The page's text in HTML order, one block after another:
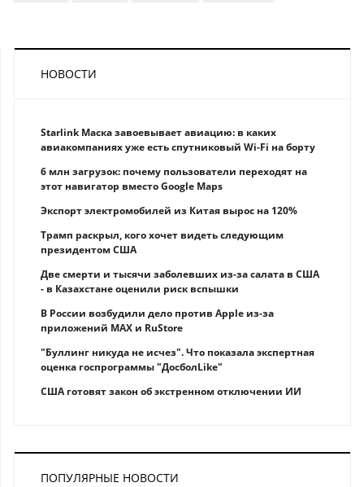
НОВОСТИ
Starlink Маска завоевывает авиацию: в каких
авиакомпаниях уже есть спутниковый Wi-Fi на борту
6 млн загрузок: почему пользователи переходят на
этот навигатор вместо Google Maps
Экспорт электромобилей из Китая вырос на 120%
Трамп раскрыл, кого хочет видеть следующим
президентом США
Две смерти и тысячи заболевших из-за салата в США
- в Казахстане оценили риск вспышки
В России возбудили дело против Apple из-за
приложений MAX и RuStore
"Буллинг никуда не исчез". Что показала экспертная
оценка госпрограммы "ДосболLike"
США готовят закон об экстренном отключении ИИ
ПОПУЛЯРНЫЕ НОВОСТИ